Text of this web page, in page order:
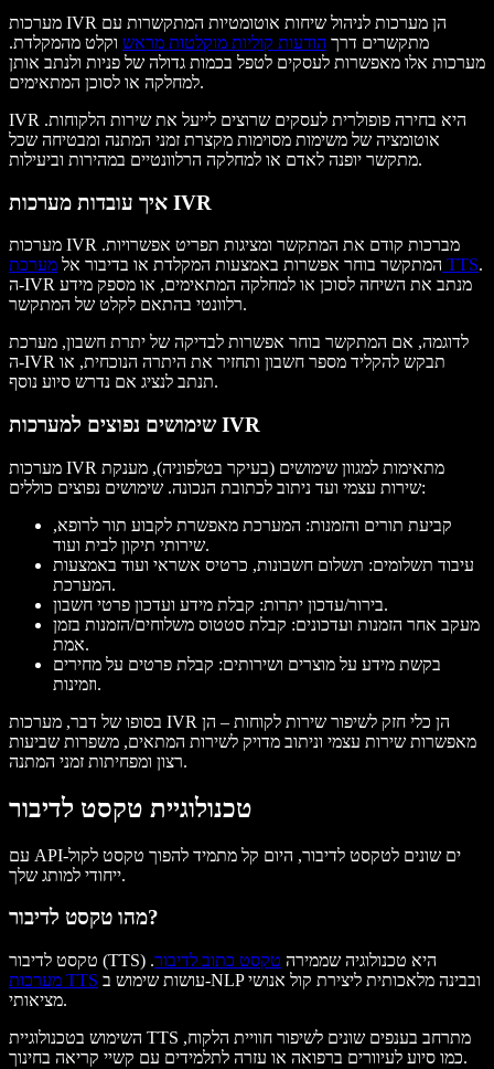
מערכות IVR הן מערכות לניהול שיחות אוטומטיות המתקשרות עם
מתקשרים דרך הודעות קוליות מוקלטות מראש וקלט מהמקלדת.
מערכות אלו מאפשרות לעסקים לטפל בכמות גדולה של פניות ולנתב אותן
למחלקה או לסוכן המתאימים.
IVR היא בחירה פופולרית לעסקים שרוצים לייעל את שירות הלקוחות.
אוטומציה של משימות מסוימות מקצרת זמני המתנה ומבטיחה שכל
מתקשר יופנה לאדם או למחלקה הרלוונטיים במהירות וביעילות.
איך עובדות מערכות IVR
מערכות IVR מברכות קודם את המתקשר ומציגות תפריט אפשרויות.
המתקשר בוחר אפשרות באמצעות המקלדת או בדיבור אל מערכת TTS.
ה-IVR מנתב את השיחה לסוכן או למחלקה המתאימים, או מספק מידע
רלוונטי בהתאם לקלט של המתקשר.
לדוגמה, אם המתקשר בוחר אפשרות לבדיקה של יתרת חשבון, מערכת
ה-IVR תבקש להקליד מספר חשבון ותחזיר את היתרה הנוכחית, או
תנתב לנציג אם נדרש סיוע נוסף.
שימושים נפוצים למערכות IVR
מערכות IVR מתאימות למגוון שימושים (בעיקר בטלפוניה), מענקת
שירות עצמי ועד ניתוב לכתובת הנכונה. שימושים נפוצים כוללים:
קביעת תורים והזמנות: המערכת מאפשרת לקבוע תור לרופא,
שירותי תיקון לבית ועוד.
עיבוד תשלומים: תשלום חשבונות, כרטיס אשראי ועוד באמצעות
המערכת.
בירור/עדכון יתרות: קבלת מידע ועדכון פרטי חשבון.
מעקב אחר הזמנות ועדכונים: קבלת סטטוס משלוחים/הזמנות בזמן
אמת.
בקשת מידע על מוצרים ושירותים: קבלת פרטים על מחירים
וזמינות.
בסופו של דבר, מערכות IVR הן כלי חזק לשיפור שירות לקוחות – הן
מאפשרות שירות עצמי וניתוב מדויק לשירות המתאים, משפרות שביעות
רצון ומפחיתות זמני המתנה.
טכנולוגיית טקסט לדיבור
עם API-ים שונים לטקסט לדיבור, היום קל מתמיד להפוך טקסט לקול
ייחודי למותג שלך.
מהו טקסט לדיבור?
טקסט לדיבור (TTS) היא טכנולוגיה שממירה טקסט כתוב לדיבור.
מערכות TTS
מציאותי.
השימוש בטכנולוגיית TTS מתרחב בענפים שונים לשיפור חוויית הלקוח,
כמו סיוע לעיוורים ברפואה או עזרה לתלמידים עם קשיי קריאה בחינוך.